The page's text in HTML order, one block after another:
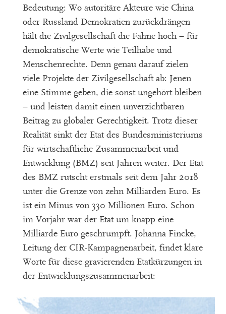
Bedeutung: Wo autoritäre Akteure wie China
oder Russland Demokratien zurückdrängen
hält die Zivilgesellschaft die Fahne hoch – für
demokratische Werte wie Teilhabe und
Menschenrechte. Denn genau darauf zielen
viele Projekte der Zivilgesellschaft ab: Jenen
eine Stimme geben, die sonst ungehört bleiben
– und leisten damit einen unverzichtbaren
Beitrag zu globaler Gerechtigkeit. Trotz dieser
Realität sinktder Etat des Bundesministeriums
für wirtschaftliche Zusammenarbeit und
Entwicklung (BMZ) seit Jahren weiter. Der Etat
des BMZ rutscht erstmals seit dem Jahr 2018
unter die Grenze von zehn Milliarden Euro. Es
ist ein Minus von 330 Millionen Euro. Schon
im Vorjahr war der Etat um knapp eine
Milliarde Euro geschrumpft. Johanna Fincke,
Leitung der CIR-Kampagnenarbeit, findet klare
Worte für diese gravierenden Etatkürzungen in
der Entwicklungszusammenarbeit: